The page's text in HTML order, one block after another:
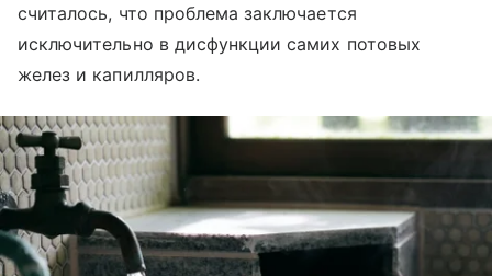
считалось, что проблема заключается
исключительно в дисфункции самих потовых
желез и капилляров.